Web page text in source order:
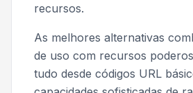
recursos.
As melhores alternativas
de uso com recursos
tudo desde códigos URL